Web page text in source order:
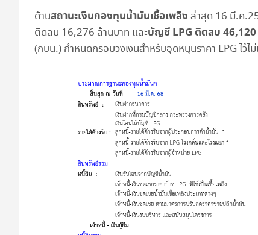
ด้านสถานะเงินกองทุนน้ำมันเชื้อเพลิง ล่าสุด 16 มี.ค
ติดลบ 16,276 ล้านบาท และบัญชีLPG ติดลบ
(กบน.) กำหนดกรอบวงเงินสำหรับอุดหนุนราคา LPG ไว้ไ